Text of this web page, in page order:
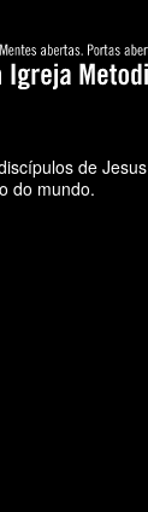
de Jesus
do mundo.